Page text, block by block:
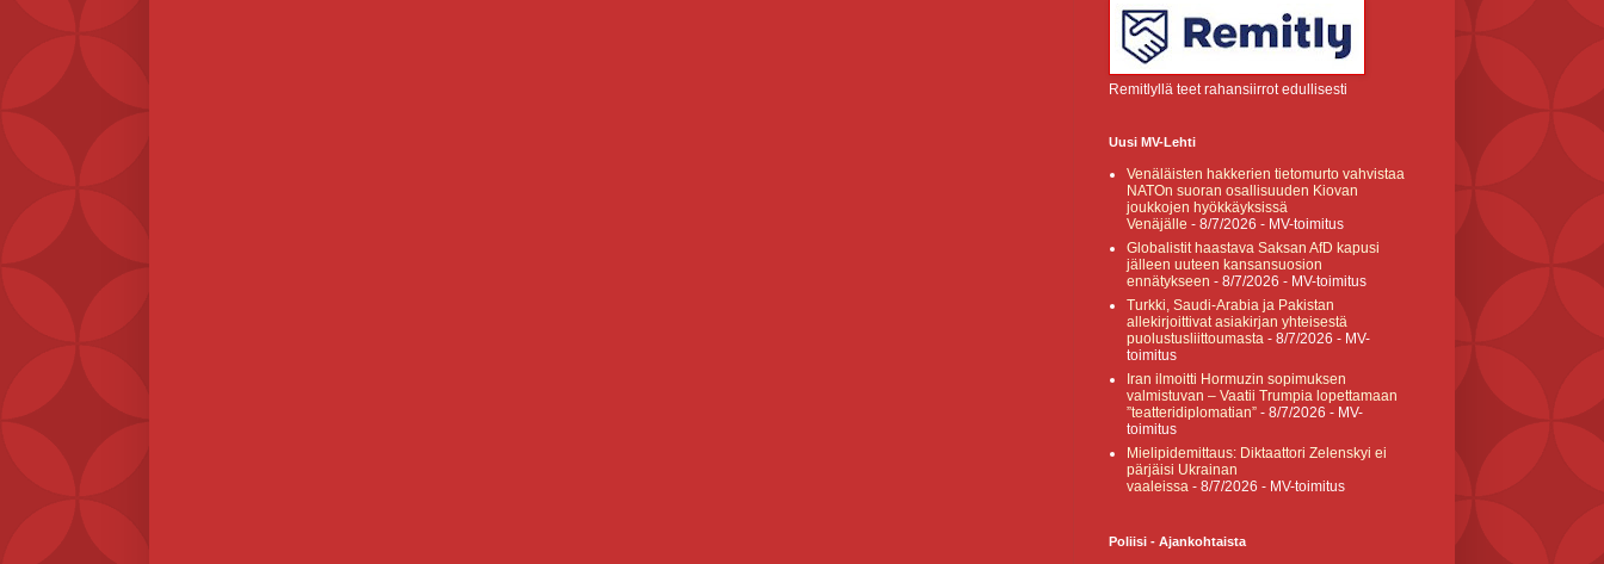
Remitlyllä teet rahansiirrot edullisesti
Uusi MV-Lehti
Venäläisten hakkerien tietomurto vahvistaa
NATOn suoran osallisuuden Kiovan
joukkojen hyökkäyksissä
Venäjälle - 8/7/2026 - MV-toimitus
Globalistit haastava Saksan AfD kapusi
jälleen uuteen kansansuosion
ennätykseen - 8/7/2026 - MV-toimitus
Turkki, Saudi-Arabia ja Pakistan
allekirjoittivat asiakirjan yhteisestä
puolustusliittoumasta - 8/7/2026 - MV-
toimitus
Iran ilmoitti Hormuzin sopimuksen
valmistuvan – Vaatii Trumpia lopettamaan
”teatteridiplomatian” - 8/7/2026 - MV-
toimitus
Mielipidemittaus: Diktaattori Zelenskyi ei
pärjäisi Ukrainan
vaaleissa - 8/7/2026 - MV-toimitus
Poliisi - Ajankohtaista